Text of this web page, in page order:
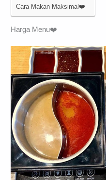
Cara Makan Maksimal❤️
Harga Menu❤️